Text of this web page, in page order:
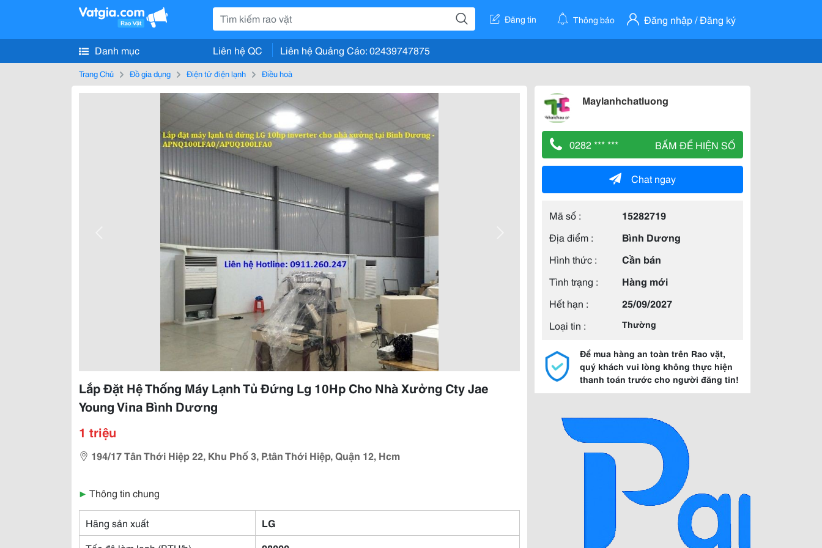
Đăng tin Thông báo Đăng nhập / Đăng ký
Danh mục Liên hệ QC Liên hệ Quảng Cáo: 02439747875
Trang Chủ Đồ gia dụng Điện tử điện lạnh Điều hoà
Lắp Đặt Hệ Thống Máy Lạnh Tủ Đứng Lg 10Hp Cho Nhà Xưởng Cty Jae
Young Vina Bình Dương
1 triệu
194/17 Tân Thới Hiệp 22, Khu Phố 3, P.tân Thới Hiệp, Quận 12, Hcm
▶ Thông tin chung
Hãng sản xuất
LG
Maylanhchatluong
0282 *** *** BẤM ĐỂ HIỆN SỐ
Chat ngay
Mã số :
15282719
Địa điểm :
Bình Dương
Hình thức :
Cần bán
Tình trạng :
Hàng mới
Hết hạn :
25/09/2027
Loại tin :
Thường
Để mua hàng an toàn trên Rao vặt,
quý khách vui lòng không thực hiện
thanh toán trước cho người đăng tin!